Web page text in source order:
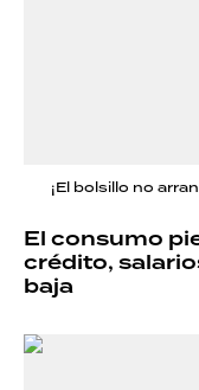
¡El bolsillo no
El consumo
crédito,
baja